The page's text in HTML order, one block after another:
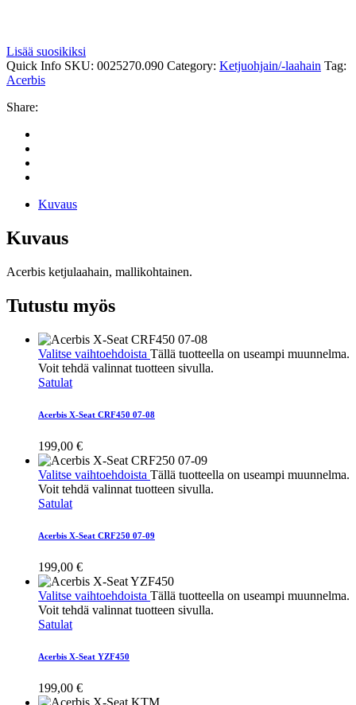
Lisää suosikiksi
Quick Info SKU: 0025270.090 Category: Ketjuohjain/-laahain Tag:
Acerbis
Share:
Kuvaus
Kuvaus
Acerbis ketjulaahain, mallikohtainen.
Tutustu myös
Valitse vaihtoehdoista Tällä tuotteella on useampi muunnelma.
Voit tehdä valinnat tuotteen sivulla.
Satulat
Acerbis X-Seat CRF450 07-08
199,00 €
Valitse vaihtoehdoista Tällä tuotteella on useampi muunnelma.
Voit tehdä valinnat tuotteen sivulla.
Satulat
Acerbis X-Seat CRF250 07-09
199,00 €
Valitse vaihtoehdoista Tällä tuotteella on useampi muunnelma.
Voit tehdä valinnat tuotteen sivulla.
Satulat
Acerbis X-Seat YZF450
199,00 €